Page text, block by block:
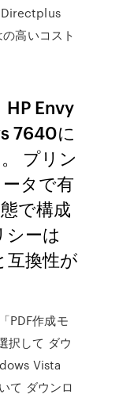
Directplus
高いコスト
HP Envy
7640に
プリン
タで有
で構成
シーは
互換性が
PDF作成モ
択して ダウ
Vista
て ダウンロ